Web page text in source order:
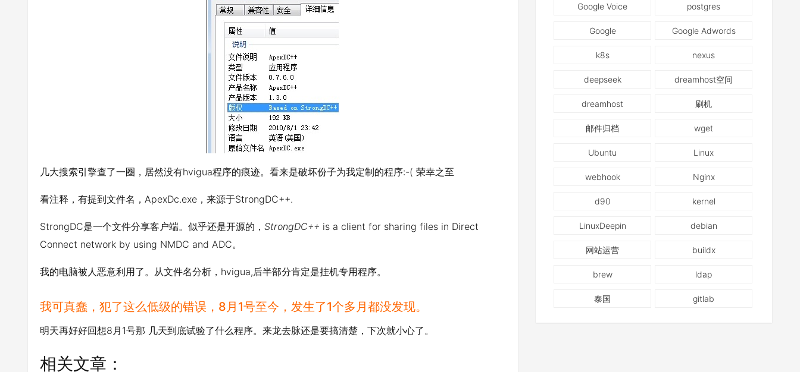
几大搜索引擎查了一圈，居然没有hvigua程序的痕迹。看来是破坏份子为我定制的程序:-( 荣幸之至
看注释，有提到文件名，ApexDc.exe，来源于StrongDC++.
StrongDC是一个文件分享客户端。似乎还是开源的， StrongDC++ is a client for sharing files in Direct
Connect network by using NMDC and ADC。
我的电脑被人恶意利用了。从文件名分析，hvigua,后半部分肯定是挂机专用程序。
我可真蠢，犯了这么低级的错误，8月1号至今，发生了1个多月都没发现。
明天再好好回想8月1号那 几天到底试验了什么程序。来龙去脉还是要搞清楚，下次就小心了。
相关文章：
Google Voice postgres
Google Google Adwords
k8s nexus
deepseek dreamhost空间
dreamhost 刷机
邮件归档 wget
Ubuntu Linux
webhook Nginx
d90 kernel
LinuxDeepin debian
网站运营 buildx
brew ldap
泰国 gitlab